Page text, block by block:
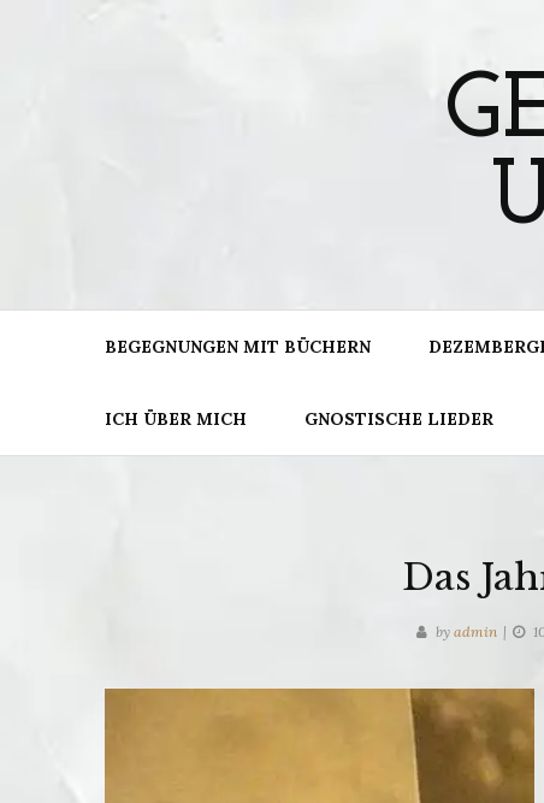
BEGEGNUNGEN MIT BÜCHERN
ICH ÜBER MICH GNOSTISCHE LIEDER
Das
by admin